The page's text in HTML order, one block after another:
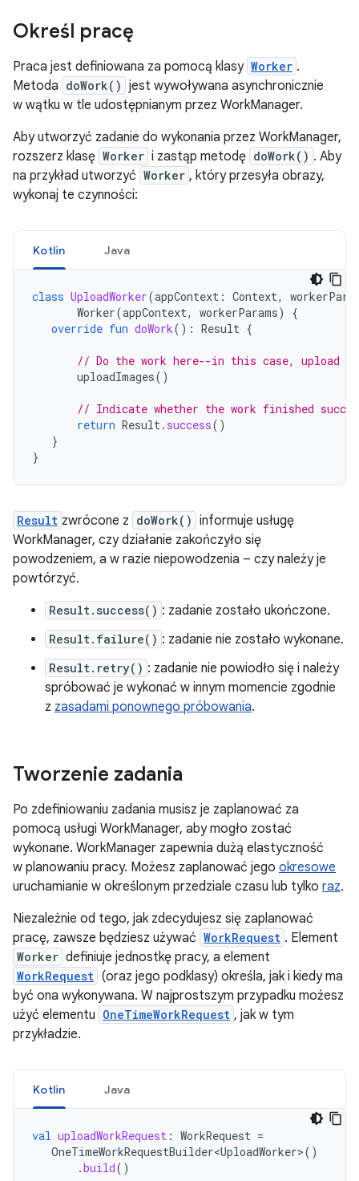
Określ pracę
Praca jest definiowana za pomocą klasy Worker .
Metoda doWork() jest wywoływana asynchronicznie
w wątku w tle udostępnianym przez WorkManager.
Aby utworzyć zadanie do wykonania przez WorkManager,
rozszerz klasę Worker i zastąp metodę doWork() . Aby
na przykład utworzyć Worker , który przesyła obrazy,
wykonaj te czynności:
Kotlin Java
class UploadWorker(appContext : Context,
Worker(appContext, workerParams)
{
override fun doWork(): Result {
// Do the work here--in this case, upload
uploadImages()
// Indicate whether the work finished
return Result. success()
}
}
Result zwrócone z doWork() informuje usługę
WorkManager, czy działanie zakończyło się
powodzeniem, a w razie niepowodzenia – czy należy je
powtórzyć.
Result.success() : zadanie zostało ukończone.
Result.failure() : zadanie nie zostało wykonane.
Result.retry() : zadanie nie powiodło się i należy
spróbować je wykonać w innym momencie zgodnie
z zasadami ponownego próbowania.
Tworzenie zadania
Po zdefiniowaniu zadania musisz je zaplanować za
pomocą usługi WorkManager, aby mogło zostać
wykonane. WorkManager zapewnia dużą elastyczność
w planowaniu pracy. Możesz zaplanować jego okresowe
uruchamianie w określonym przedziale czasu lub tylko raz.
Niezależnie od tego, jak zdecydujesz się zaplanować
pracę, zawsze będziesz używać WorkRequest . Element
Worker definiuje jednostkę pracy, a element
WorkRequest (oraz jego podklasy) określa, jak i kiedy ma
być ona wykonywana. W najprostszym przypadku możesz
użyć elementu OneTimeWorkRequest , jak w tym
przykładzie.
Kotlin Java
val uploadWorkRequest : WorkRequest =
OneTimeWorkRequestBuilder<UploadWorker>()
.build()